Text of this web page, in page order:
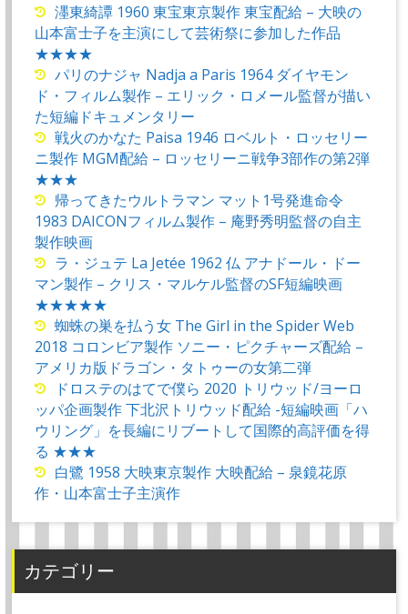
濹東綺譚 1960 東宝東京製作 東宝配給 – 大映の
山本富士子を主演にして芸術祭に参加した作品
★★★★
パリのナジャ Nadja a Paris 1964 ダイヤモン
ド・フィルム製作 – エリック・ロメール監督が描い
た短編ドキュメンタリー
戦火のかなた Paisa 1946 ロベルト・ロッセリー
ニ製作 MGM配給 – ロッセリーニ戦争3部作の第2弾
★★★
帰ってきたウルトラマン マット1号発進命令
1983 DAICONフィルム製作 – 庵野秀明監督の自主
製作映画
ラ・ジュテ La Jetée 1962 仏 アナドール・ドー
マン製作 – クリス・マルケル監督のSF短編映画
★★★★★
蜘蛛の巣を払う女 The Girl in the Spider Web
2018 コロンビア製作 ソニー・ピクチャーズ配給 –
アメリカ版ドラゴン・タトゥーの女第二弾
ドロステのはてで僕ら 2020 トリウッド/ヨーロ
ッパ企画製作 下北沢トリウッド配給 -短編映画「ハ
ウリング」を長編にリブートして国際的高評価を得
る ★★★
白鷺 1958 大映東京製作 大映配給 – 泉鏡花原
作・山本富士子主演作
カテゴリー